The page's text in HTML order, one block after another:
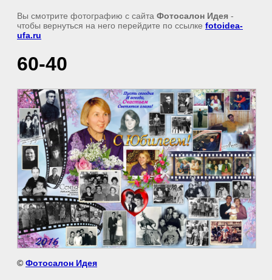
Вы смотрите фотографию с сайта Фотосалон Идея -
чтобы вернуться на него перейдите по ссылке fotoidea-
ufa.ru
60-40
© Фотосалон Идея